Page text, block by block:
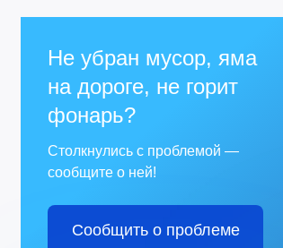
Не убран мусор, яма
на дороге, не горит
фонарь?
Столкнулись с проблемой —
сообщите о ней!
Сообщить о проблеме